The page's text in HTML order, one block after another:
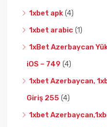
1xbet apk (4)
1xbet arabic (1)
1xBet Azerbaycan
iOS – 749 (4)
1xbet Azerbaycan,
Giriş 255 (4)
1xbet